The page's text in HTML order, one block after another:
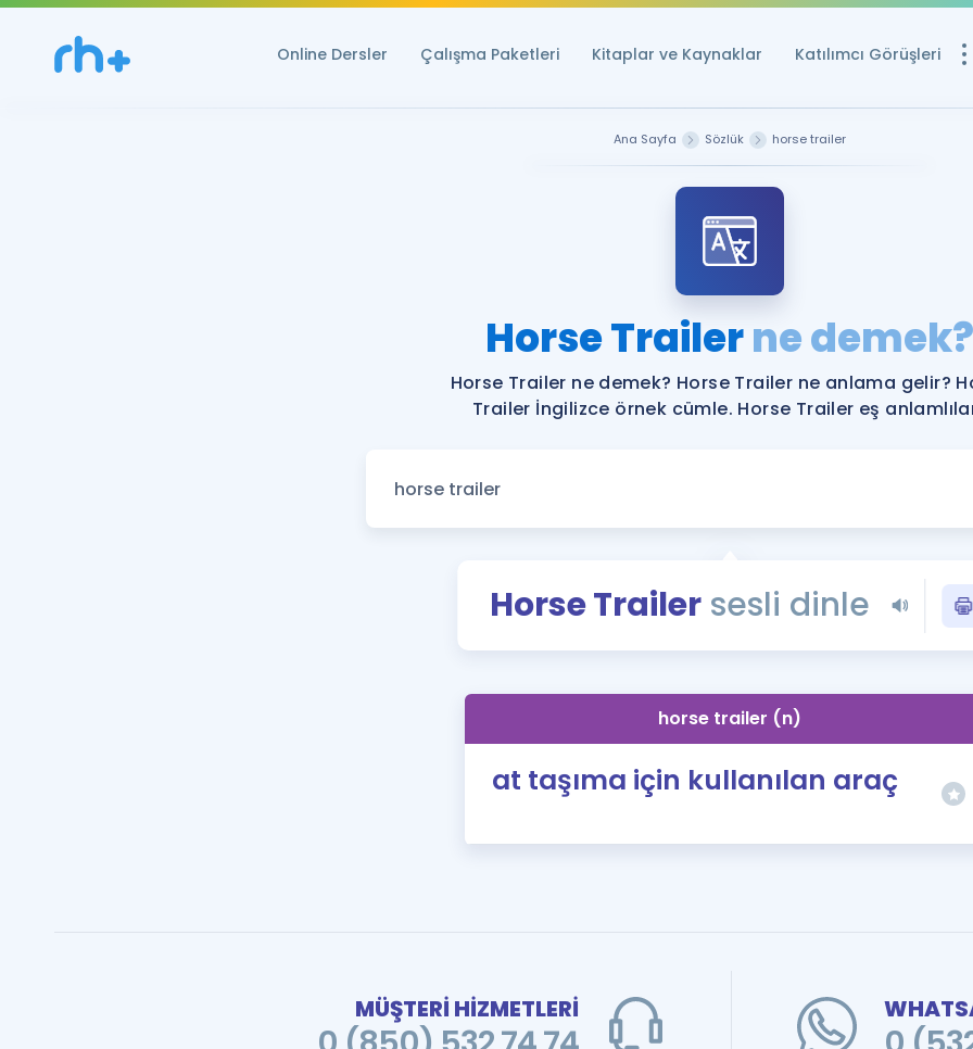
Online Dersler Çalışma Paketleri Kitaplar ve Kaynaklar Katılımcı Görüşleri
Ücretsiz
YDS ve YÖKDİL
YDS ve YÖKDİL'e
Tüm ÖSYM
Blog
YDS - YÖKDİL
İngilizce
Ana Sayfa Sözlük horse trailer
Horse Trailerne demek?
Horse Trailer ne demek? Horse Trailer ne anlama gelir?
Trailer İngilizce örnek cümle. Horse Trailer eş
Horse Trailer sesli dinle
horse trailer (n)
at taşıma için kullanılan araç
MÜŞTERİ HİZMETLERİ